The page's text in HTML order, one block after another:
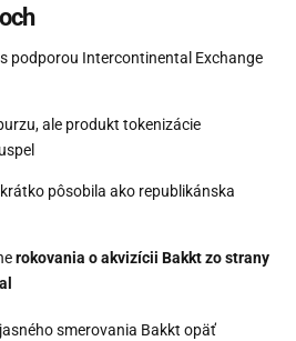
s podporou Intercontinental Exchange
ale produkt tokenizácie
krátko pôsobila ako republikánska
rokovania o akvizícii Bakkt zo strany
smerovania Bakkt opäť